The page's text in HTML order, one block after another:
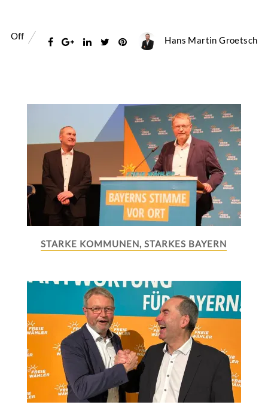
Off Hans Martin Groetsch
STARKE KOMMUNEN, STARKES BAYERN